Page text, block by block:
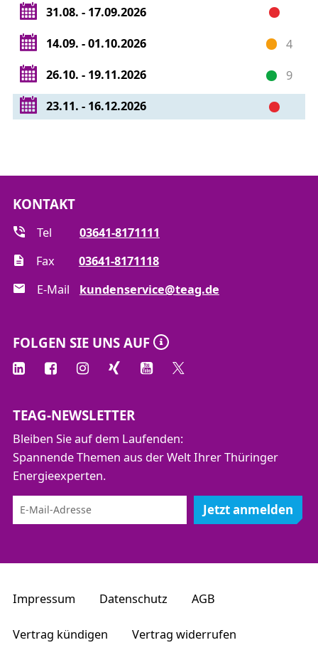
31.08. - 17.09.2026
14.09. - 01.10.2026
4
26.10. - 19.11.2026
9
23.11. - 16.12.2026
KONTAKT
Tel
03641-8171111
Fax
03641-8171118
E-Mail
kundenservice@teag.de
FOLGEN SIE UNS AUF
TEAG-NEWSLETTER
Bleiben Sie auf dem Laufenden:
Spannende Themen aus der Welt Ihrer Thüringer
Energieexperten.
Jetzt anmelden
Impressum Datenschutz AGB
Vertrag kündigen Vertrag widerrufen